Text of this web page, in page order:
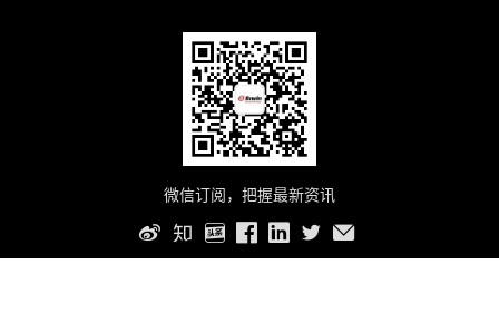
微信订阅，把握最新资讯